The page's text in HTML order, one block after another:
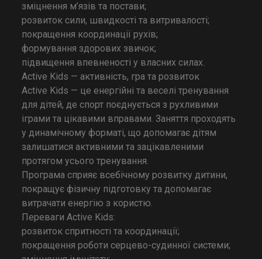
зміцнення м’язів та постави;
розвиток сили, швидкості та витривалості;
покращення координації рухів;
формування здорових звичок;
підвищення впевненості у власних силах.
Active Kids — активність, гра та розвиток
Active Kids — це енергійні та веселі тренування
для дітей, де спорт поєднується з рухливими
іграми та цікавими вправами. Заняття проходять
у динамічному форматі, що допомагає дітям
залишатися активними та зацікавленими
протягом усього тренування.
Програма сприяє всебічному розвитку дитини,
покращує фізичну підготовку та допомагає
витрачати енергію з користю.
Переваги Active Kids:
розвиток спритності та координації;
покращення роботи серцево-судинної системи;